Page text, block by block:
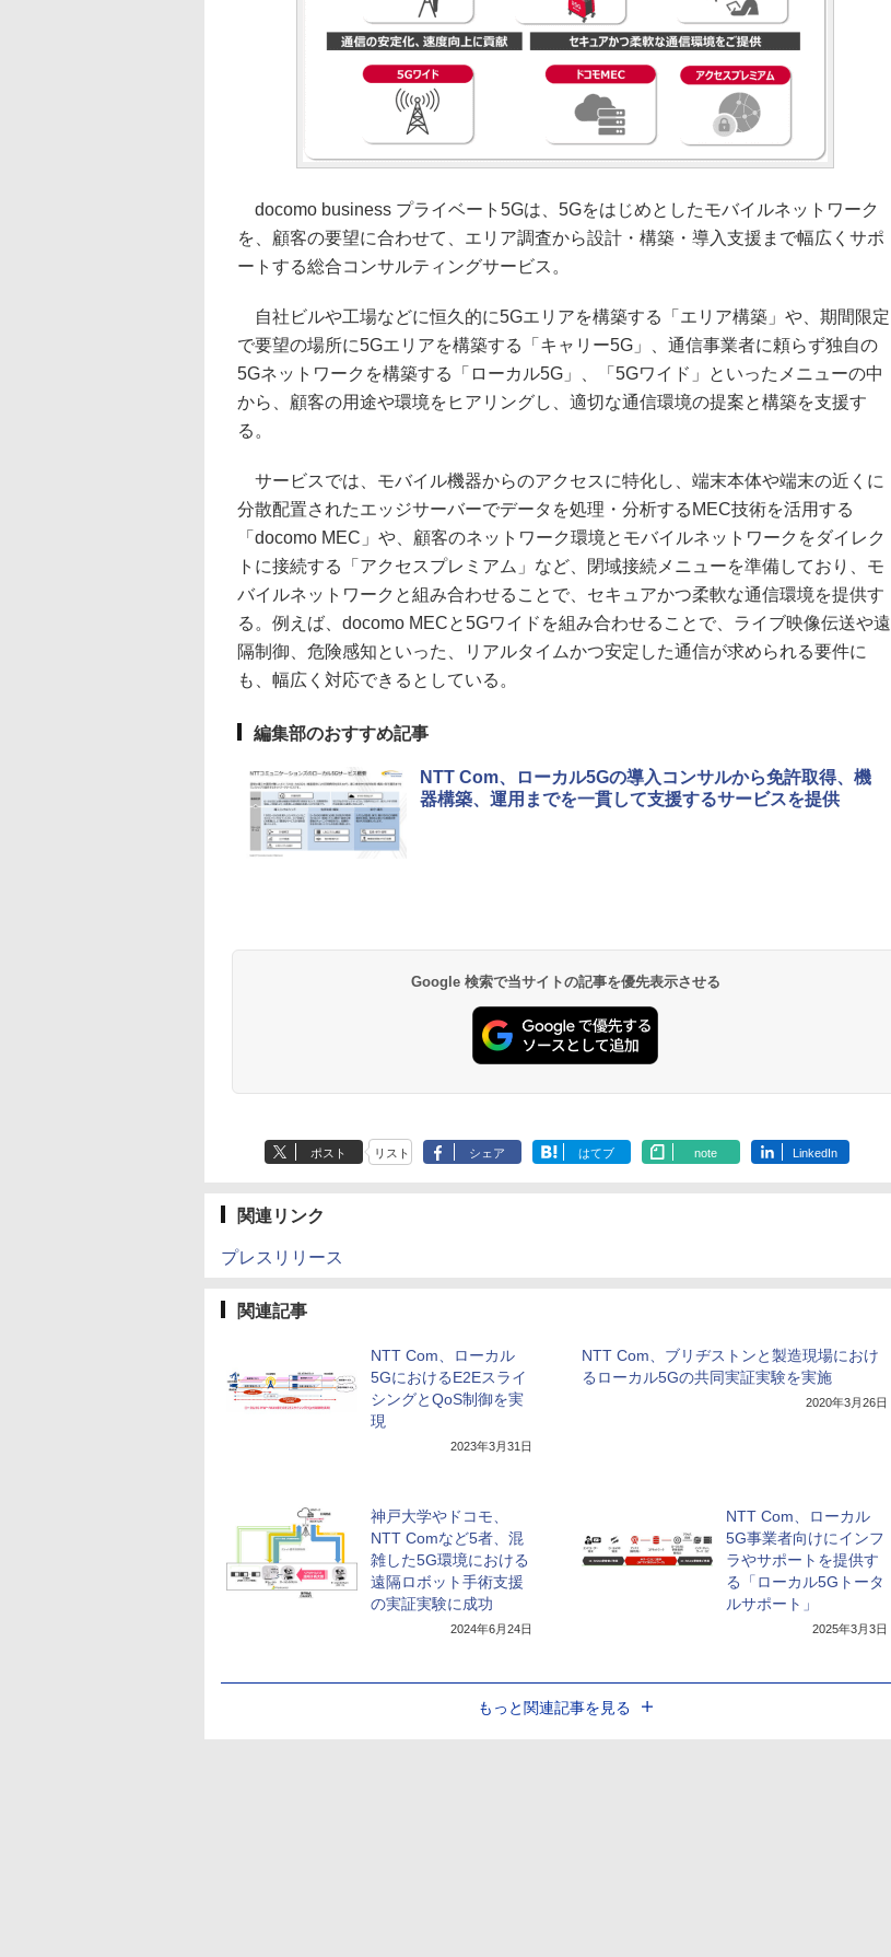
docomo business プライベート5Gは、5Gをはじめとしたモバイルネットワーク
を、顧客の要望に合わせて、エリア調査から設計・構築・導入支援まで幅広くサポ
ートする総合コンサルティングサービス。
自社ビルや工場などに恒久的に5Gエリアを構築する「エリア構築」や、期間限定
で要望の場所に5Gエリアを構築する「キャリー5G」、通信事業者に頼らず独自の
5Gネットワークを構築する「ローカル5G」、「5Gワイド」といったメニューの中
から、顧客の用途や環境をヒアリングし、適切な通信環境の提案と構築を支援す
る。
サービスでは、モバイル機器からのアクセスに特化し、端末本体や端末の近くに
分散配置されたエッジサーバーでデータを処理・分析するMEC技術を活用する
「docomo MEC」や、顧客のネットワーク環境とモバイルネットワークをダイレク
トに接続する「アクセスプレミアム」など、閉域接続メニューを準備しており、モ
バイルネットワークと組み合わせることで、セキュアかつ柔軟な通信環境を提供す
る。例えば、docomo MECと5Gワイドを組み合わせることで、ライブ映像伝送や遠
隔制御、危険感知といった、リアルタイムかつ安定した通信が求められる要件に
も、幅広く対応できるとしている。
編集部のおすすめ記事
NTT Com、ローカル5Gの導入コンサルから免許取得、機
器構築、運用までを一貫して支援するサービスを提供
Google 検索で当サイトの記事を優先表示させる
ポスト リスト シェア はてブ note LinkedIn
関連リンク
プレスリリース
関連記事
NTT Com、ローカル
5GにおけるE2Eスライ
シングとQoS制御を実
現
2023年3月31日
NTT Com、ブリヂストンと製造現場におけ
るローカル5Gの共同実証実験を実施
2020年3月26日
神戸大学やドコモ、
NTT Comなど5者、混
雑した5G環境における
遠隔ロボット手術支援
の実証実験に成功
2024年6月24日
NTT Com、ローカル
5G事業者向けにインフ
ラやサポートを提供す
る「ローカル5Gトータ
ルサポート」
2025年3月3日
もっと関連記事を見る